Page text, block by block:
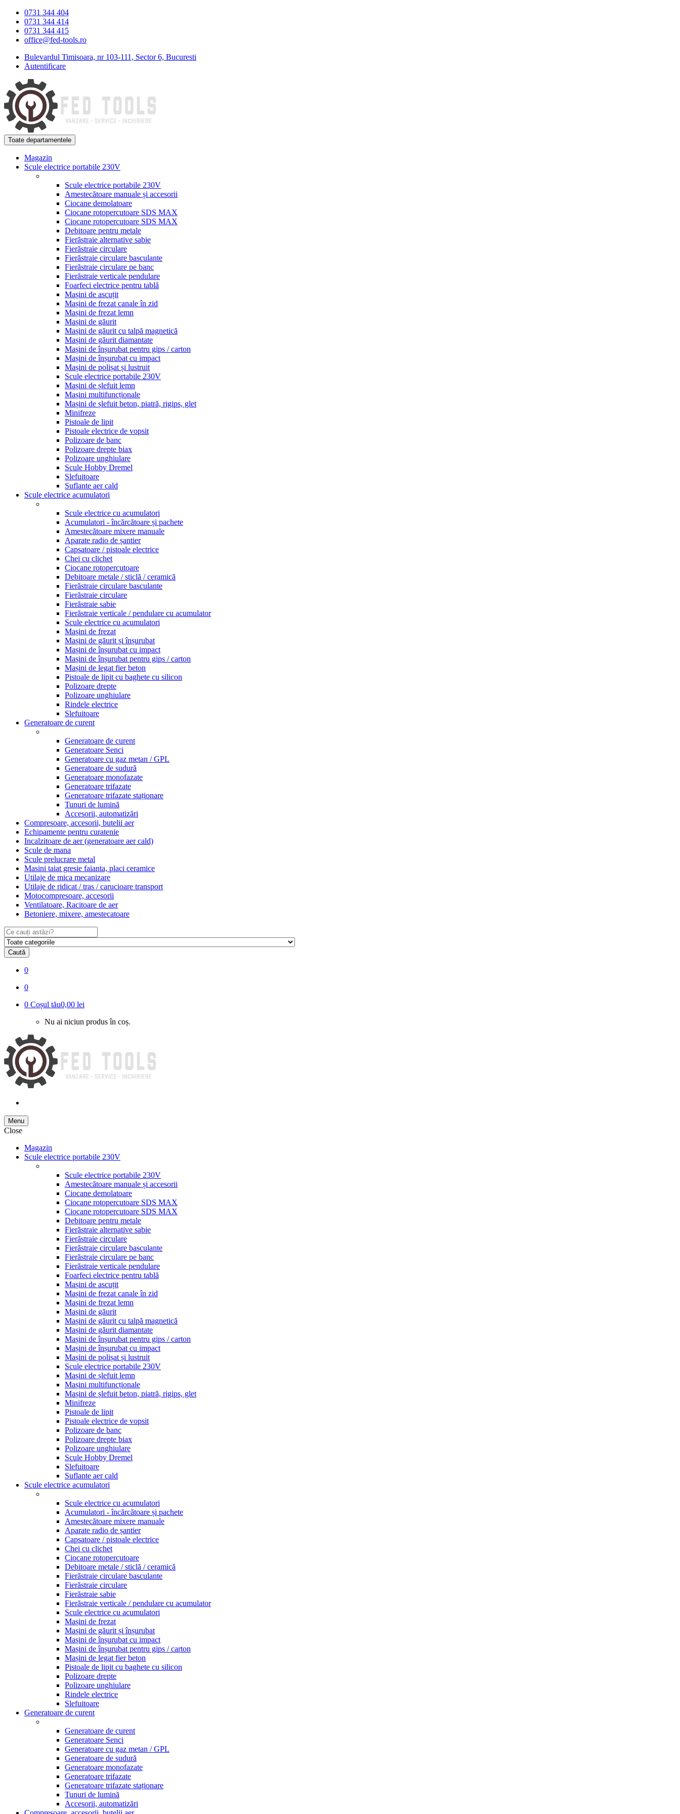
Skip
navigation
Skip
content
0731 344 404
0731 344 414
0731 344 415
office@fed-tools.ro
Bulevardul Timisoara, nr 103-111, Sector 6, Bucuresti
Autentificare
Toate departamentele
Magazin
Scule electrice portabile 230V
Scule electrice portabile 230V
Amestecătoare manuale și accesorii
Ciocane demolatoare
Ciocane rotopercutoare SDS MAX
Ciocane rotopercutoare SDS MAX
Debitoare pentru metale
Fierăstraie alternative sabie
Fierăstraie circulare
Fierăstraie circulare basculante
Fierăstraie circulare pe banc
Fierăstraie verticale pendulare
Foarfeci electrice pentru tablă
Mașini de ascuțit
Mașini de frezat canale în zid
Mașini de frezat lemn
Mașini de găurit
Mașini de găurit cu talpă magnetică
Mașini de găurit diamantate
Mașini de înșurubat pentru gips / carton
Mașini de înșurubat cu impact
Mașini de polișat și lustruit
Scule electrice portabile 230V
Mașini de șlefuit lemn
Mașini multifuncționale
Mașini de șlefuit beton, piatră, rigips, glet
Minifreze
Pistoale de lipit
Pistoale electrice de vopsit
Polizoare de banc
Polizoare drepte biax
Polizoare unghiulare
Scule Hobby Dremel
Slefuitoare
Suflante aer cald
Scule electrice acumulatori
Scule electrice cu acumulatori
Acumulatori - încărcătoare și pachete
Amestecătoare mixere manuale
Aparate radio de șantier
Capsatoare / pistoale electrice
Chei cu clichet
Ciocane rotopercutoare
Debitoare metale / sticlă / ceramică
Fierăstraie circulare basculante
Fierăstraie circulare
Fierăstraie sabie
Fierăstraie verticale / pendulare cu acumulator
Scule electrice cu acumulatori
Mașini de frezat
Mașini de găurit și înșurubat
Mașini de înșurubat cu impact
Mașini de înșurubat pentru gips / carton
Mașini de legat fier beton
Pistoale de lipit cu baghete cu silicon
Polizoare drepte
Polizoare unghiulare
Rindele electrice
Slefuitoare
Generatoare de curent
Generatoare de curent
Generatoare Senci
Generatoare cu gaz metan / GPL
Generatoare de sudură
Generatoare monofazate
Generatoare trifazate
Generatoare trifazate staționare
Tunuri de lumină
Accesorii, automatizări
Compresoare, accesorii, butelii aer
Echipamente pentru curatenie
Incalzitoare de aer (generatoare aer cald)
Scule de mana
Scule prelucrare metal
Masini taiat gresie faianta, placi ceramice
Utilaje de mica mecanizare
Utilaje de ridicat / tras / carucioare transport
Motocompresoare, accesorii
Ventilatoare, Racitoare de aer
Betoniere, mixere, amestecatoare
Search
for:
Caută
0
0
0 Coșul tău0,00 lei
Nu ai niciun produs în coș.
Menu
Close
Magazin
Scule electrice portabile 230V
Scule electrice portabile 230V
Amestecătoare manuale și accesorii
Ciocane demolatoare
Ciocane rotopercutoare SDS MAX
Ciocane rotopercutoare SDS MAX
Debitoare pentru metale
Fierăstraie alternative sabie
Fierăstraie circulare
Fierăstraie circulare basculante
Fierăstraie circulare pe banc
Fierăstraie verticale pendulare
Foarfeci electrice pentru tablă
Mașini de ascuțit
Mașini de frezat canale în zid
Mașini de frezat lemn
Mașini de găurit
Mașini de găurit cu talpă magnetică
Mașini de găurit diamantate
Mașini de înșurubat pentru gips / carton
Mașini de înșurubat cu impact
Mașini de polișat și lustruit
Scule electrice portabile 230V
Mașini de șlefuit lemn
Mașini multifuncționale
Mașini de șlefuit beton, piatră, rigips, glet
Minifreze
Pistoale de lipit
Pistoale electrice de vopsit
Polizoare de banc
Polizoare drepte biax
Polizoare unghiulare
Scule Hobby Dremel
Slefuitoare
Suflante aer cald
Scule electrice acumulatori
Scule electrice cu acumulatori
Acumulatori - încărcătoare și pachete
Amestecătoare mixere manuale
Aparate radio de șantier
Capsatoare / pistoale electrice
Chei cu clichet
Ciocane rotopercutoare
Debitoare metale / sticlă / ceramică
Fierăstraie circulare basculante
Fierăstraie circulare
Fierăstraie sabie
Fierăstraie verticale / pendulare cu acumulator
Scule electrice cu acumulatori
Mașini de frezat
Mașini de găurit și înșurubat
Mașini de înșurubat cu impact
Mașini de înșurubat pentru gips / carton
Mașini de legat fier beton
Pistoale de lipit cu baghete cu silicon
Polizoare drepte
Polizoare unghiulare
Rindele electrice
Slefuitoare
Generatoare de curent
Generatoare de curent
Generatoare Senci
Generatoare cu gaz metan / GPL
Generatoare de sudură
Generatoare monofazate
Generatoare trifazate
Generatoare trifazate staționare
Tunuri de lumină
Accesorii, automatizări